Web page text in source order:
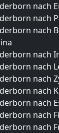
nach
nach
nach
nach
nach
nach
nach
nach
nach
nach